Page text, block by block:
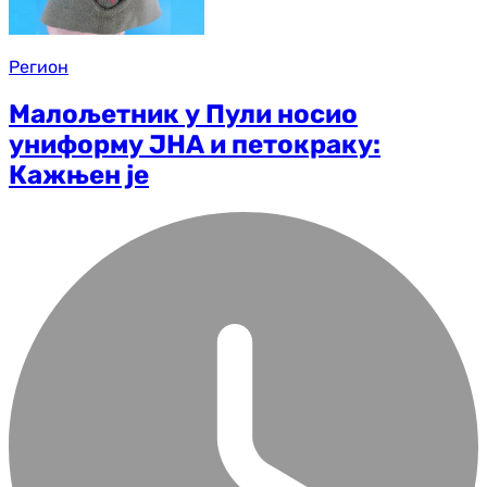
Регион
Малољетник у Пули носио
униформу ЈНА и петокраку:
Кажњен је